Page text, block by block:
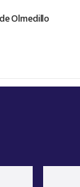
Olmedillo